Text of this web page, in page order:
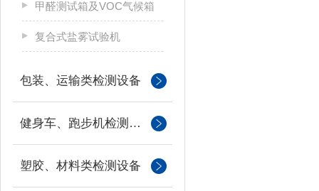
甲醛测试箱及VOC气候箱
复合式盐雾试验机
包装、运输类检测设备
健身车、跑步机检测设备
塑胶、材料类检测设备